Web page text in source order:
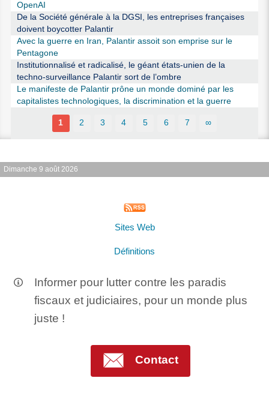
OpenAI
De la Société générale à la DGSI, les entreprises françaises
doivent boycotter Palantir
Avec la guerre en Iran, Palantir assoit son emprise sur le
Pentagone
Institutionnalisé et radicalisé, le géant états-unien de la
techno-surveillance Palantir sort de l’ombre
Le manifeste de Palantir prône un monde dominé par les
capitalistes technologiques, la discrimination et la guerre
1 2 3 4 5 6 7 ∞
Dimanche 9 août 2026
Sites Web
Définitions
Informer pour lutter contre les paradis
fiscaux et judiciaires, pour un monde plus
juste !
Contact